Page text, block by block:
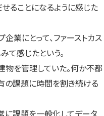
ることになるように感じた
業にとって、ファーストカス
て感じたという。
物を管理していた。何か不都
の課題に時間を割き続ける
に課題を一般化してデータ